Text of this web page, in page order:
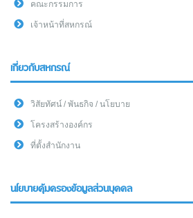
คณะกรรมการ
เจ้าหน้าที่สหกรณ์
เกี่ยวกับสหกรณ์
วิสัยทัศน์ / พันธกิจ / นโยบาย
โครงสร้างองค์กร
ที่ตั้งสำนักงาน
นโยบายคุ้มครองข้อมูลส่วนบุคคล